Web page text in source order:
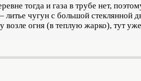
тогда и газа в трубе нет,
чугун с большой стеклянной
возле огня (в теплую жарко), тут